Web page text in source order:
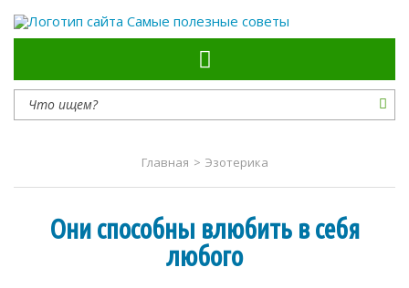
Самые полезные советы
Главная > Эзотерика
Они способны влюбить в себя
любого